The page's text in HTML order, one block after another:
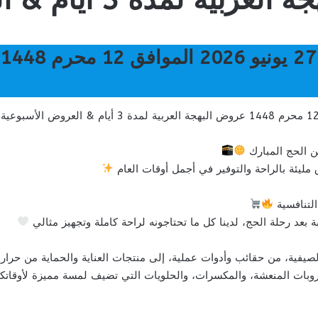
الحج المبارك
بالراحة والتوفير في أجمل أوقات العام
رحلة الحج، لدينا كل ما تحتاجونه لراحة كاملة وتجهيز مثالي
من حقائب وأدوات عملية، إلى منتجات العناية والحماية من
المنعشة، والمكسرات، والحلويات التي تضيف لمسة مميزة